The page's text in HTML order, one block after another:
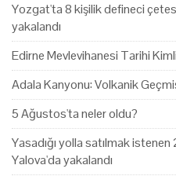
Yozgat'ta 8 kişilik defineci
yakalandı
Edirne Mevlevihanesi Tarihi
Adala Kanyonu: Volkanik
5 Ağustos'ta neler oldu?
Yasadığı yolla satılmak
Yalova'da yakalandı